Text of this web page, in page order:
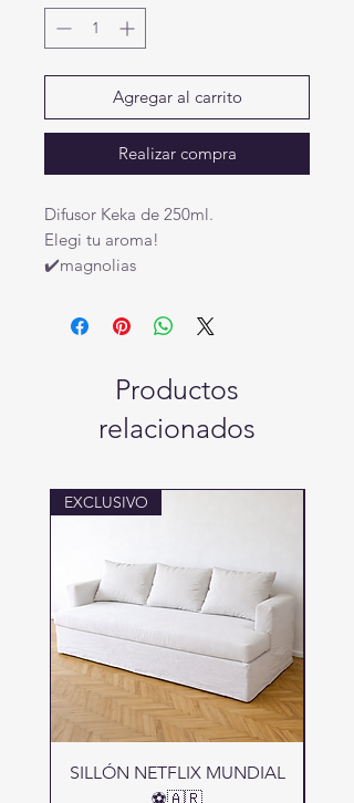
Agregar al carrito
Realizar compra
Difusor Keka de 250ml.
Elegi tu aroma!
✔️magnolias
✔️vainilla
✔️lavanda
Productos
relacionados
EXCLUSIVO
SILLÓN NETFLIX MUNDIAL